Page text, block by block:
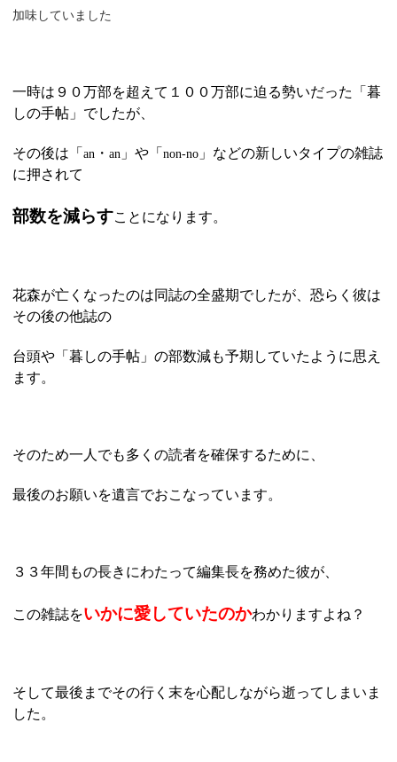
加味していました
一時は９０万部を超えて１００万部に迫る勢いだった「暮
しの手帖」でしたが、
その後は「an ・an 」や「non-no 」などの新しいタイプの雑誌
に押されて
部数を減らすことになります。
花森が亡くなったのは同誌の全盛期でしたが、恐らく彼は
その後の他誌の
台頭や「暮しの手帖」の部数減も予期していたように思え
ます。
そのため一人でも多くの読者を確保するために、
最後のお願いを遺言でおこなっています。
３３年間もの長きにわたって編集長を務めた彼が、
この雑誌をいかに愛していたのかわかりますよね？
そして最後までその行く末を心配しながら逝ってしまいま
した。